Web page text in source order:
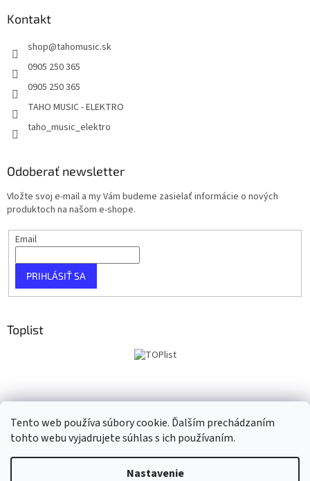
Tento web používa súbory cookie. Ďalším prechádzaním
tohto webu vyjadrujete súhlas s ich používaním.
Nastavenie
Kontakt
shop@tahomusic.sk
0905 250 365
0905 250 365
TAHO MUSIC - ELEKTRO
taho_music_elektro
Odoberať newsletter
Vložte svoj e-mail a my Vám budeme zasielať informácie o nových
produktoch na našom e-shope.
Email
PRIHLÁSIŤ SA
Toplist